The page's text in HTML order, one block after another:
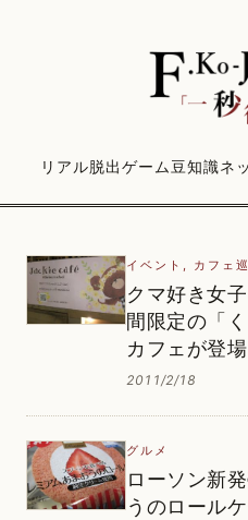
リアル脱出ゲーム豆知識ネ
イベント , カフェ
クマ好き女
間限定の「
カフェが登場
2011/2/18
グルメ
ローソン新
うのロール